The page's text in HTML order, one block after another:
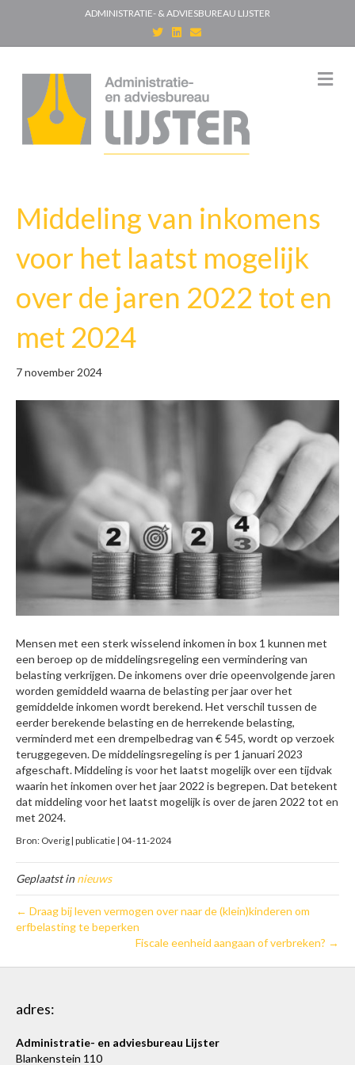
ADMINISTRATIE- & ADVIESBUREAU LIJSTER
T
w
i
e
r
n
d
i
n
E
m
a
M
e
Middeling van inkomens
voor het laatst mogelijk
over de jaren 2022 tot en
met 2024
7 november 2024
Mensen met een sterk wisselend inkomen in box 1 kunnen met
een beroep op de middelingsregeling een vermindering van
belasting verkrijgen. De inkomens over drie opeenvolgende jaren
worden gemiddeld waarna de belasting per jaar over het
gemiddelde inkomen wordt berekend. Het verschil tussen de
eerder berekende belasting en de herrekende belasting,
verminderd met een drempelbedrag van € 545, wordt op verzoek
teruggegeven. De middelingsregeling is per 1 januari 2023
afgeschaft. Middeling is voor het laatst mogelijk over een tijdvak
waarin het inkomen over het jaar 2022 is begrepen. Dat betekent
dat middeling voor het laatst mogelijk is over de jaren 2022 tot en
met 2024.
Bron: Overig | publicatie | 04-11-2024
Geplaatst innieuws
← Draag bij leven vermogen over naar de (klein)kinderen om
erfbelasting te beperken
Fiscale eenheid aangaan of verbreken? →
adres:
Administratie- en adviesbureau Lijster
Blankenstein 110